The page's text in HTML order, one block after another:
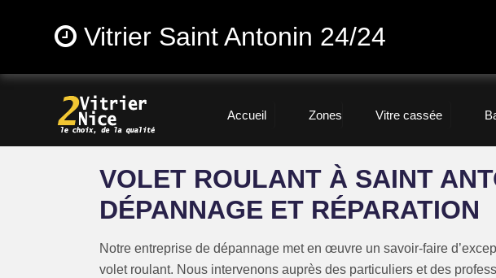
Vitrier Saint Antonin 24/24
Accueil Zones Vitre cassée
VOLET ROULANT À SAINT
DÉPANNAGE ET RÉPARATION
Notre entreprise de dépannage met en œuvre un savoir-faire
volet roulant. Nous intervenons auprès des particuliers et des